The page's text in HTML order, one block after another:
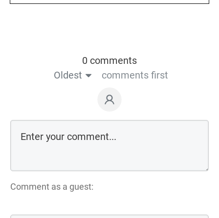
0 comments
Oldest
comments first
Comment as a guest: